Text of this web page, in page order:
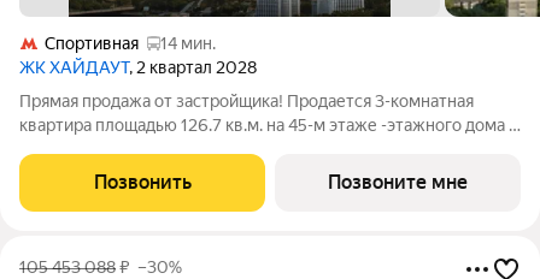
Спортивная
14 мин.
ЖК ХАЙДАУТ, 2 квартал 2028
Прямая продажа от застройщика! Продается 3-комнатная
квартира площадью 126.7 кв.м. на 45-м этаже -этажного дома в
Победы, Долина реки Сетунь, МГУ, Москва-Сити, Воробьевы
горы. Высота потолков 3,25 м.
Позвонить Позвоните мне
105 453 088₽ –30%